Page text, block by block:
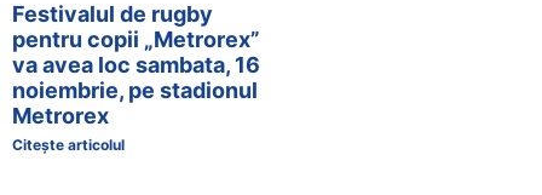
Festivalul de rugby
pentru copii „Metrorex”
va avea loc sambata, 16
noiembrie, pe stadionul
Metrorex
Citește articolul